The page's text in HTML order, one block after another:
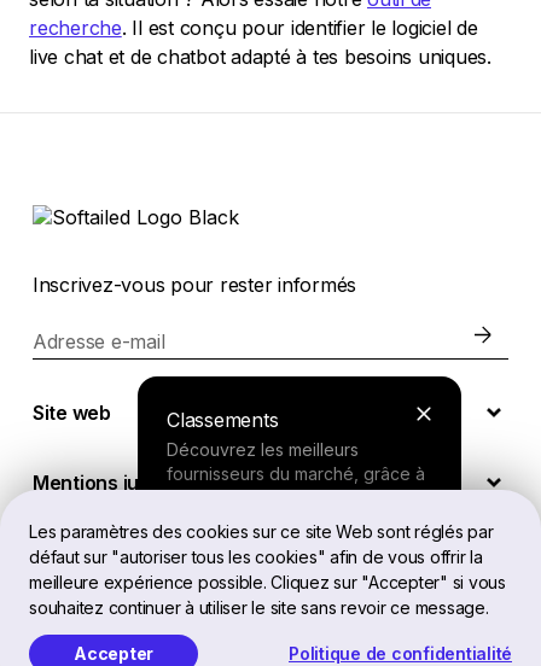
Les paramètres des cookies sur ce site Web sont réglés par
défaut sur "autoriser tous les cookies" afin de vous offrir la
meilleure expérience possible. Cliquez sur "Accepter" si vous
souhaitez continuer à utiliser le site sans revoir ce message.
Accepter Politique de confidentialité
recherche. Il est conçu pour identifier le logiciel de
live chat et de chatbot adapté à tes besoins uniques.
Classements
Découvrez les meilleurs
fournisseurs du marché, grâce à
Outil de recherche
Répondez à quelques questions
sur vos besoins et recevez une
recommandation personnalisée.
Inscrivez-vous pour rester informés
Adresse e-mail
Site web
Mentions juridiques
FR
Softailed™ Tous droits réservés, 2026